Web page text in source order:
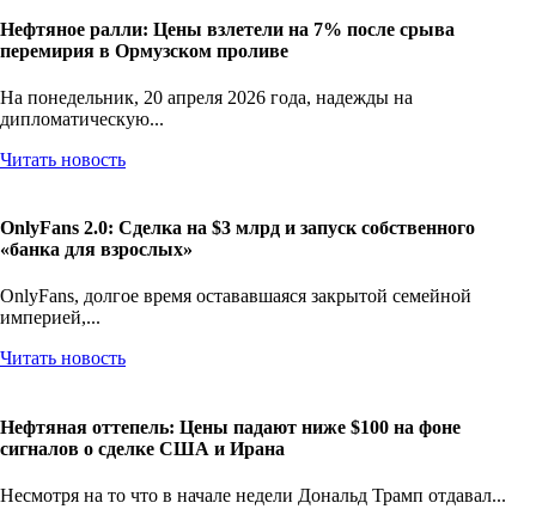
Нефтяное ралли: Цены взлетели на 7% после срыва
перемирия в Ормузском проливе
На понедельник, 20 апреля 2026 года, надежды на
дипломатическую...
Читать новость
OnlyFans 2.0: Сделка на $3 млрд и запуск собственного
«банка для взрослых»
OnlyFans, долгое время остававшаяся закрытой семейной
империей,...
Читать новость
Нефтяная оттепель: Цены падают ниже $100 на фоне
сигналов о сделке США и Ирана
Несмотря на то что в начале недели Дональд Трамп отдавал...